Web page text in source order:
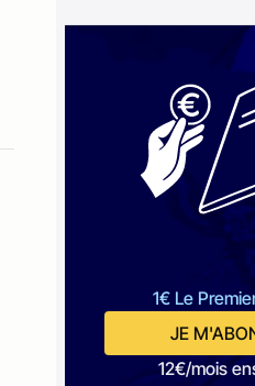
1€ Le
JE
12€/mois